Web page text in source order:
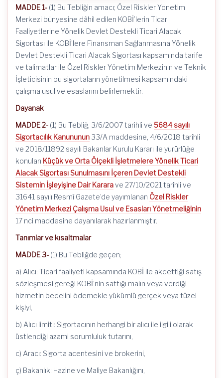
MADDE 1- (1) Bu Tebliğin amacı; Özel Riskler Yönetim
Merkezi bünyesine dâhil edilen KOBİ’lerin Ticari
Faaliyetlerine Yönelik Devlet Destekli Ticari Alacak
Sigortası ile KOBİ’lere Finansman Sağlanmasına Yönelik
Devlet Destekli Ticari Alacak Sigortası kapsamında tarife
ve talimatlar ile Özel Riskler Yönetim Merkezinin ve Teknik
İşleticisinin bu sigortaların yönetilmesi kapsamındaki
çalışma usul ve esaslarını belirlemektir.
Dayanak
MADDE 2- (1) Bu Tebliğ, 3/6/2007 tarihli ve 5684 sayılı
Sigortacılık Kanununun 33/A maddesine, 4/6/2018 tarihli
ve 2018/11892 sayılı Bakanlar Kurulu Kararı ile yürürlüğe
konulan Küçük ve Orta Ölçekli İşletmelere Yönelik Ticari
Alacak Sigortası Sunulmasını İçeren Devlet Destekli
Sistemin İşleyişine Dair Kararave 27/10/2021 tarihli ve
31641 sayılı Resmî Gazete’de yayımlanan Özel Riskler
Yönetim Merkezi Çalışma Usul ve Esasları Yönetmeliğinin
17 nci maddesine dayanılarak hazırlanmıştır.
Tanımlar ve kısaltmalar
MADDE 3- (1) Bu Tebliğde geçen;
a) Alıcı: Ticari faaliyeti kapsamında KOBİ ile akdettiği satış
sözleşmesi gereği KOBİ’nin sattığı malın veya verdiği
hizmetin bedelini ödemekle yükümlü gerçek veya tüzel
kişiyi,
b) Alıcı limiti: Sigortacının herhangi bir alıcı ile ilgili olarak
üstlendiği azami sorumluluk tutarını,
c) Aracı: Sigorta acentesini ve brokerini,
ç) Bakanlık: Hazine ve Maliye Bakanlığını,